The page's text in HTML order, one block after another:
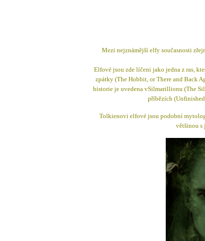
Mezi nejznámější elfy současnosti
Elfové jsou zde líčeni jako jedna z ras,
zpátky (The Hobbit, or There and Back
historie je uvedena vSilmarillionu (The
příbězích
Tolkienovi elfové jsou podobní
většinou s